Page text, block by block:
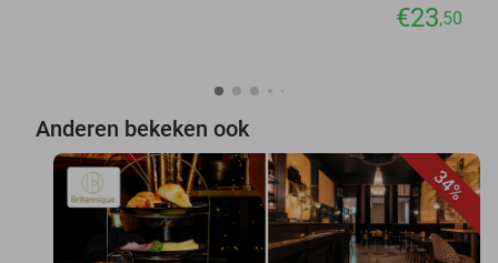
€23,50
Anderen bekeken ook
34%